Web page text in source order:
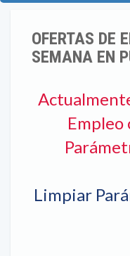
OFERTAS DE
SEMANA EN
Empleo
Limpiar